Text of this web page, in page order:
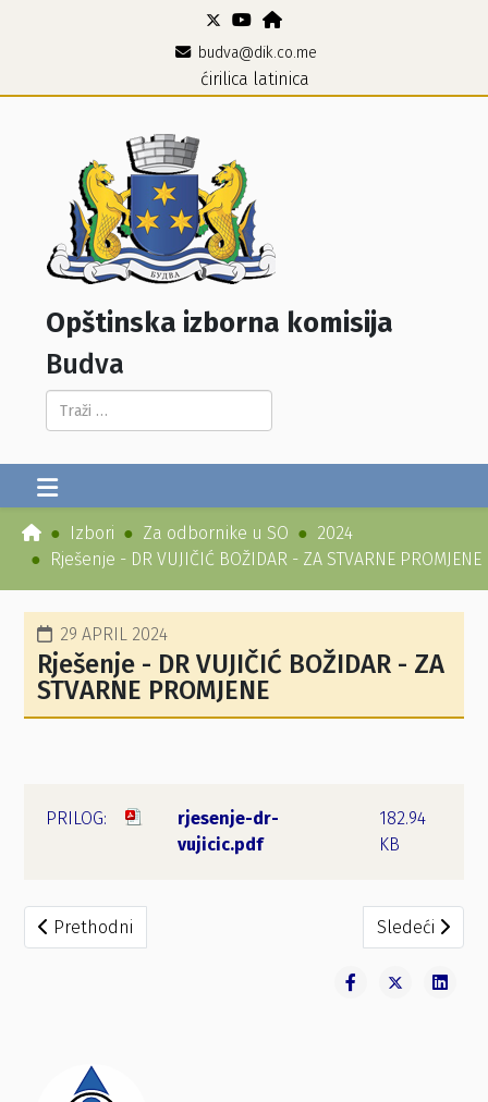
budva@dik.co.me
ćirilica latinica
Opštinska izborna komisija
Budva
Pretraga...
Izbori Za odbornike u SO
2024
Rješenje - DR VUJIČIĆ BOŽIDAR - ZA STVARNE PROMJENE
29 APRIL 2024
Rješenje - DR VUJIČIĆ BOŽIDAR - ZA
STVARNE PROMJENE
rjesenje-dr-
vujicic.pdf
182.94
KB
Prethodni članak: Zaključak - DR VUJIČIĆ BOŽIDAR - ZA
Prethodni Sledeći
Sledeći